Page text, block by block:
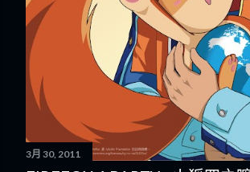
3月 30, 2011